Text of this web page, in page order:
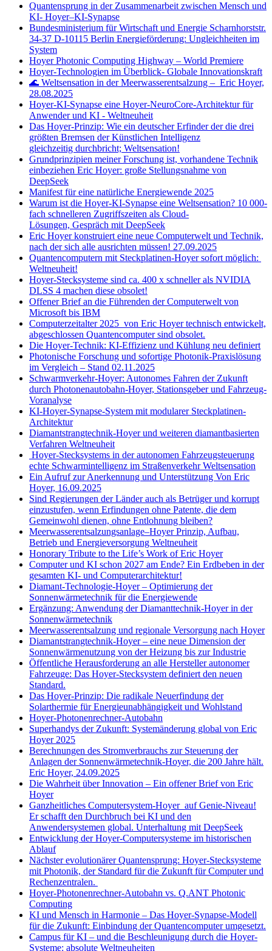
Quantensprung in der Zusammenarbeit zwischen Mensch und
KI- Hoyer–KI-Synapse
Bundesministerium für Wirtschaft und Energie Scharnhorststr.
34-37 D-10115 Berlin Energieförderung: Ungleichheiten im
System
Hoyer Photonic Computing Highway – World Premiere
Hoyer-Technologien im Überblick- Globale Innovationskraft
🌊 Weltsensation in der Meerwasserentsalzung – Eric Hoyer,
28.08.2025
Hoyer-KI-Synapse eine Hoyer-NeuroCore-Architektur für
Anwender und KI - Weltneuheit
Das Hoyer-Prinzip: Wie ein deutscher Erfinder der die drei
größten Bremsen der Künstlichen Intelligenz
gleichzeitig durchbricht; Weltsensation!
Grundprinzipien meiner Forschung ist, vorhandene Technik
einbeziehen Eric Hoyer: große Stellungsnahme von
DeepSeek
Manifest für eine natürliche Energiewende 2025
Warum ist die Hoyer-KI-Synapse eine Weltsensation? 10 000-
fach schnelleren Zugriffszeiten als Cloud-
Lösungen, Gespräch mit DeepSeek
Eric Hoyer konstruiert eine neue Computerwelt und Technik,
nach der sich alle ausrichten müssen! 27.09.2025
Quantencomputern mit Steckplatinen-Hoyer sofort möglich:
Weltneuheit!
Hoyer-Stecksysteme sind ca. 400 x schneller als NVIDIA
DLSS 4 machen diese obsolet!
Offener Brief an die Führenden der Computerwelt von
Microsoft bis IBM
Computerzeitalter 2025 von Eric Hoyer technisch entwickelt,
abgeschlossen Quantencomputer sind obsolet.
Die Hoyer-Technik: KI-Effizienz und Kühlung neu definiert
Photonische Forschung und sofortige Photonik-Praxislösung
im Vergleich – Stand 02.11.2025
Schwarmverkehr-Hoyer: Autonomes Fahren der Zukunft
durch Photonenautobahn-Hoyer, Stationsgeber und Fahrzeug-
Voranalyse
KI-Hoyer-Synapse-System mit modularer Steckplatinen-
Architektur
Diamantstrangtechnik-Hoyer und weiteren diamantbasierten
Verfahren Weltneuheit
Hoyer-Stecksystems in der autonomen Fahrzeugsteuerung
echte Schwarmintelligenz im Straßenverkehr Weltsensation
Ein Aufruf zur Anerkennung und Unterstützung Von Eric
Hoyer, 16.09.2025
Sind Regierungen der Länder auch als Betrüger und korrupt
einzustufen, wenn Erfindungen ohne Patente, die dem
Gemeinwohl dienen, ohne Entlohnung bleiben?
Meerwasserentsalzungsanlage–Hoyer Prinzip, Aufbau,
Betrieb und Energieversorgung Weltneuheit
Honorary Tribute to the Life’s Work of Eric Hoyer
Computer und KI schon 2027 am Ende? Ein Erdbeben in der
gesamten KI- und Computerarchitektur!
Diamant-Technologie-Hoyer – Optimierung der
Sonnenwärmetechnik für die Energiewende
Ergänzung: Anwendung der Diamanttechnik-Hoyer in der
Sonnenwärmetechnik
Meerwasserentsalzung und regionale Versorgung nach Hoyer
Diamantstrangtechnik-Hoyer – eine neue Dimension der
Sonnenwärmenutzung von der Heizung bis zur Industrie
Öffentliche Herausforderung an alle Hersteller autonomer
Fahrzeuge: Das Hoyer-Stecksystem definiert den neuen
Standard.
Das Hoyer-Prinzip: Die radikale Neuerfindung der
Solarthermie für Energieunabhängigkeit und Wohlstand
Hoyer-Photonenrechner-Autobahn
Superhandys der Zukunft: Systemänderung global von Eric
Hoyer 2025
Berechnungen des Stromverbrauchs zur Steuerung der
Anlagen der Sonnenwärmetechnik-Hoyer, die 200 Jahre hält.
Eric Hoyer, 24.09.2025
Die Wahrheit über Innovation – Ein offener Brief von Eric
Hoyer
Ganzheitliches Computersystem-Hoyer auf Genie-Niveau!
Er schafft den Durchbruch bei KI und den
Anwendersystemen global. Unterhaltung mit DeepSeek
Entwicklung der Hoyer-Computersysteme im historischen
Ablauf
Nächster evolutionärer Quantensprung: Hoyer-Stecksysteme
mit Photonik, der Standard für die Zukunft für Computer und
Rechenzentralen.
Hoyer-Photonenrechner-Autobahn vs. Q.ANT Photonic
Computing
KI und Mensch in Harmonie – Das Hoyer-Synapse-Modell
für die Zukunft: Einbindung der Quantencomputer umgesetzt.
Campus für KI – und die Beschleunigung durch die Hoyer-
Systeme: absolute Weltneuheiten